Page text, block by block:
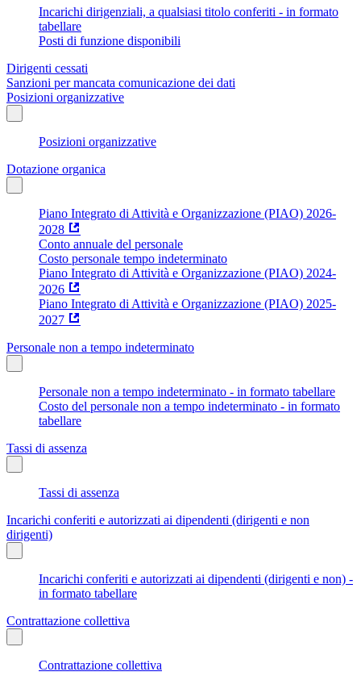
Incarichi dirigenziali, a qualsiasi titolo conferiti - in formato
tabellare
Posti di funzione disponibili
Dirigenti cessati
Sanzioni per mancata comunicazione dei dati
Posizioni organizzative
Posizioni organizzative
Dotazione organica
Piano Integrato di Attività e Organizzazione (PIAO) 2026-
2028
Conto annuale del personale
Costo personale tempo indeterminato
Piano Integrato di Attività e Organizzazione (PIAO) 2024-
2026
Piano Integrato di Attività e Organizzazione (PIAO) 2025-
2027
Personale non a tempo indeterminato
Personale non a tempo indeterminato - in formato tabellare
Costo del personale non a tempo indeterminato - in formato
tabellare
Tassi di assenza
Tassi di assenza
Incarichi conferiti e autorizzati ai dipendenti (dirigenti e non
dirigenti)
Incarichi conferiti e autorizzati ai dipendenti (dirigenti e non) -
in formato tabellare
Contrattazione collettiva
Contrattazione collettiva